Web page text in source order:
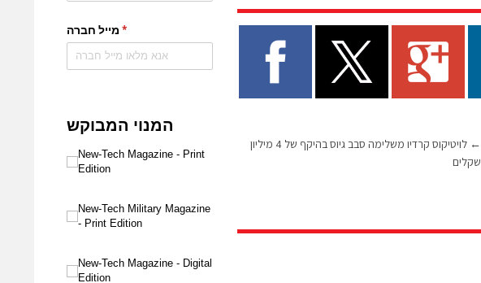
←
לויטיקוס קרדיו משלימה סבב גיוס בהיקף של 4 מיליון
שקלים